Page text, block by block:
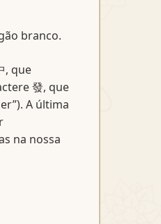
branco.
, que
發, que
A última
na nossa